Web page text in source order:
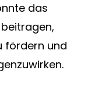
das
fördern und